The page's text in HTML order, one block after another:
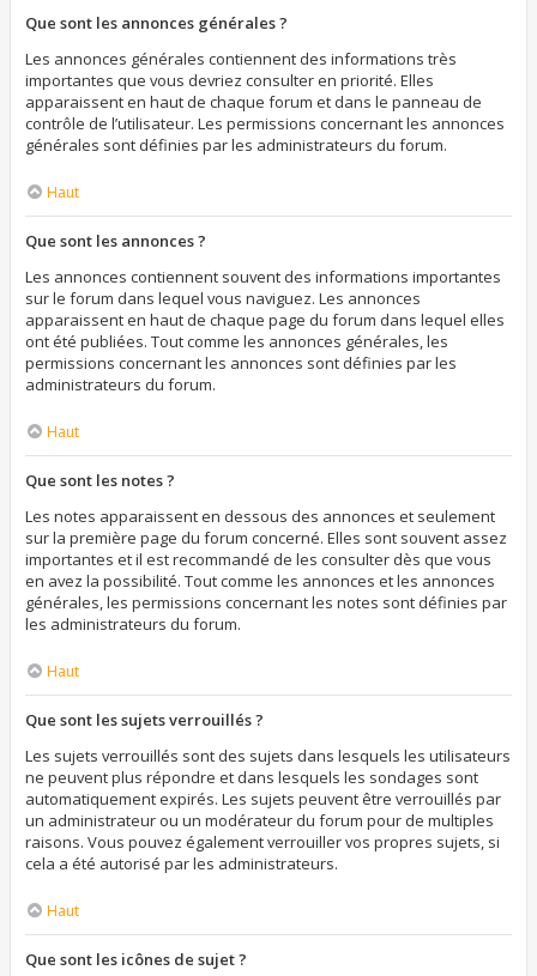
Que sont les annonces générales ?
Les annonces générales contiennent des informations très
importantes que vous devriez consulter en priorité. Elles
apparaissent en haut de chaque forum et dans le panneau de
contrôle de l’utilisateur. Les permissions concernant les annonces
générales sont définies par les administrateurs du forum.
Haut
Que sont les annonces ?
Les annonces contiennent souvent des informations importantes
sur le forum dans lequel vous naviguez. Les annonces
apparaissent en haut de chaque page du forum dans lequel elles
ont été publiées. Tout comme les annonces générales, les
permissions concernant les annonces sont définies par les
administrateurs du forum.
Haut
Que sont les notes ?
Les notes apparaissent en dessous des annonces et seulement
sur la première page du forum concerné. Elles sont souvent assez
importantes et il est recommandé de les consulter dès que vous
en avez la possibilité. Tout comme les annonces et les annonces
générales, les permissions concernant les notes sont définies par
les administrateurs du forum.
Haut
Que sont les sujets verrouillés ?
Les sujets verrouillés sont des sujets dans lesquels les utilisateurs
ne peuvent plus répondre et dans lesquels les sondages sont
automatiquement expirés. Les sujets peuvent être verrouillés par
un administrateur ou un modérateur du forum pour de multiples
raisons. Vous pouvez également verrouiller vos propres sujets, si
cela a été autorisé par les administrateurs.
Haut
Que sont les icônes de sujet ?